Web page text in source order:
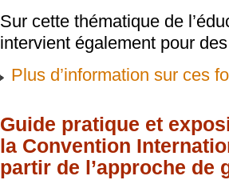
Sur cette thématique de
intervient également pour
Plus d’information sur ces
Guide pratique et
la Convention
partir de l’approche de